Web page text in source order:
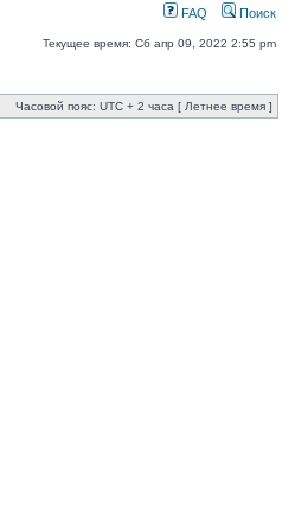
FAQ Поиск
Текущее время: Сб апр 09, 2022 2:55 pm
Часовой пояс: UTC + 2 часа [ Летнее время ]